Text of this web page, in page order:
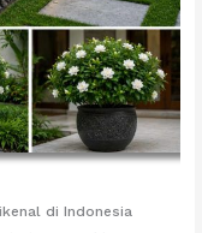
di Indonesia